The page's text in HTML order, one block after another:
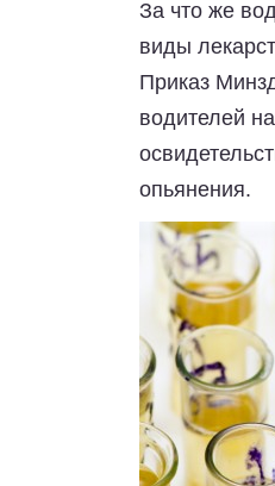
За что же
виды
Приказ
водителей
опьянения.